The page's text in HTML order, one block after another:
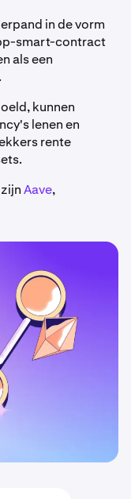
in de vorm
smart-contract
als een
kunnen
lenen en
rente
Aave,